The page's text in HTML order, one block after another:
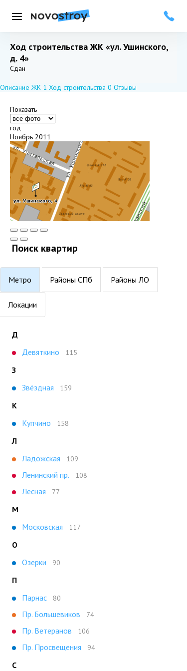
Меню
Ход строительства ЖК «ул. Ушинского,
д. 4»
Добавить в избранное
Подписаться
Сдан
Описание ЖК 1 Ход строительства 0 Отзывы
Показать
год
Ноябрь 2011
Поиск квартир
Метро Районы СПб Районы ЛО
Локации
Д
Девяткино
115
З
Звёздная
159
К
Купчино
158
Л
Ладожская
109
Ленинский пр. 108
Лесная 77
М
Московская
117
О
Озерки
90
П
Парнас
80
Пр. Большевиков 74
Пр. Ветеранов 106
Пр. Просвещения 94
С